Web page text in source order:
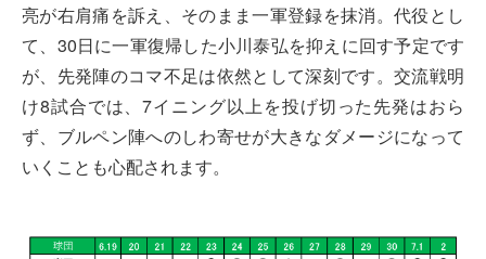
亮が右肩痛を訴え、そのまま一軍登録を抹消。代役とし
て、30日に一軍復帰した小川泰弘を抑えに回す予定です
が、先発陣のコマ不足は依然として深刻です。交流戦明
け8試合では、7イニング以上を投げ切った先発はおら
ず、ブルペン陣へのしわ寄せが大きなダメージになって
いくことも心配されます。